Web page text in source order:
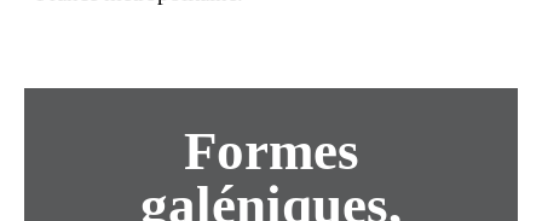
Formes
galéniques,